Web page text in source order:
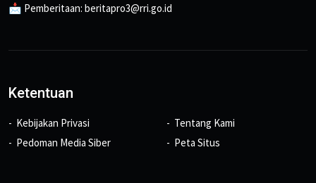
📩 Pemberitaan: beritapro3@rri.go.id
Ketentuan
Kebijakan Privasi
Pedoman Media Siber
Tentang Kami
Peta Situs